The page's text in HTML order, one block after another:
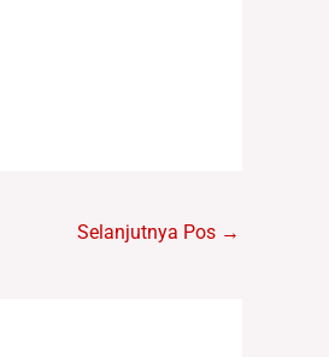
Selanjutnya Pos →